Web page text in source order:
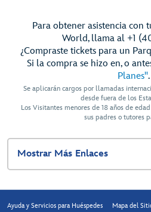
Para obtener asistencia con
World, llama al +1
¿Compraste tickets para un
Si la compra se hizo en, o
Planes".
Se aplicarán cargos por llamadas
desde fuera de los
Los Visitantes menores de 18 años de
sus padres o tutores
Mostrar Más Enlaces
Ayuda y Servicios para Huéspedes Mapa del